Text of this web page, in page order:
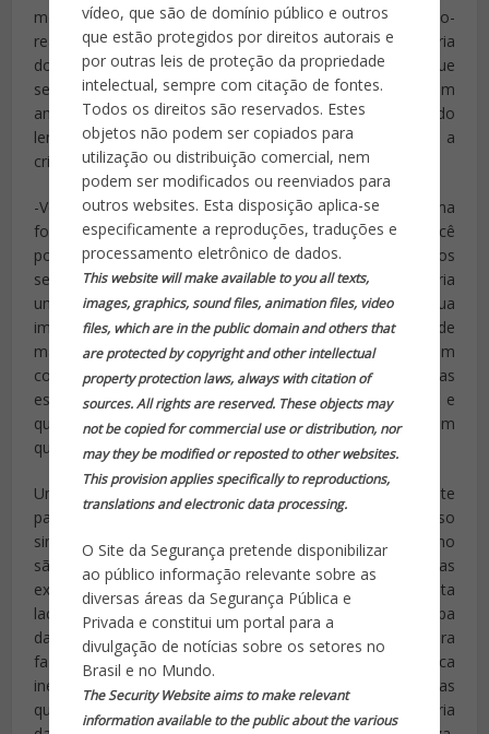
vídeo, que são de domínio público e outros
que estão protegidos por direitos autorais e
por outras leis de proteção da propriedade
intelectual, sempre com citação de fontes.
Todos os direitos são reservados. Estes
objetos não podem ser copiados para
utilização ou distribuição comercial, nem
podem ser modificados ou reenviados para
outros websites. Esta disposição aplica-se
especificamente a reproduções, traduções e
processamento eletrônico de dados.
This website will make available to you all texts,
images, graphics, sound files, animation files, video
files, which are in the public domain and others that
are protected by copyright and other intellectual
property protection laws, always with citation of
sources. All rights are reserved. These objects may
not be copied for commercial use or distribution, nor
may they be modified or reposted to other websites.
This provision applies specifically to reproductions,
translations and electronic data processing.
O Site da Segurança pretende disponibilizar
ao público informação relevante sobre as
diversas áreas da Segurança Pública e
Privada e constitui um portal para a
divulgação de notícias sobre os setores no
Brasil e no Mundo.
The Security Website aims to make relevant
information available to the public about the various
monotonia da vida diária e entrar em um mundo de não-
realidades. Este princípio básico significa que a indústria
do turismo deve permitir que
seus visitantes experimentem o único e especial em um
ambiente seguro. Lembre-se que nós estamos vendendo
lembranças e é nosso trabalho ajudar nossos clientes a
criarem memórias que possam ser compartilhadas.
-Você compreende o seu produto turístico da mesma
forma como os seus clientes o veem? Por exemplo, você
pode dizer que você faz destinos familiares, mas se os
seus clientes o veem de outra perspectiva, será necessária
uma quantidade enorme de marketing para mudar a sua
imagem. Antes de lançar uma nova campanha de
marketing considere o que os seus destinos fazem
como seus clientes se sintam, por que as pessoas
escolhem os seus destinos em relação a concorrência, e
quais benefícios emocionais seus visitantes recebem
quando escolheu seu destino.
Um sorriso é universal. Talvez a técnica mais importante
para aprender no turismo é como sorrir. Um sorriso
sincero pode compensar muitos erros. Viagens e turismo
são construídos em torno de princípios de altas
expectativas, muitos dos quais nunca se conhecem. Esta
lacuna entre a imagem e a realidade nem sempre é culpa
da indústria. Há pouco o que a indústria pode fazer para
fazer uma tempestade acabar ou para parar uma nevasca
inesperada. O que podemos fazer é mostrar às pessoas
que nós nos importamos e somos criativo. A maioria